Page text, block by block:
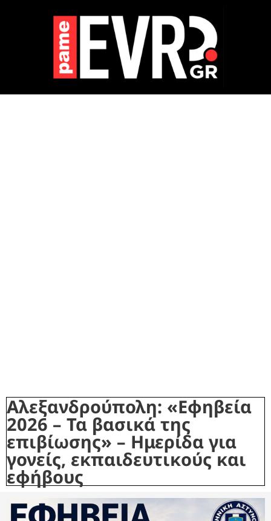
Αλεξανδρούπολη: «Εφηβεία
2026 – Τα βασικά της
επιβίωσης» – Ημερίδα για
γονείς, εκπαιδευτικούς και
εφήβους